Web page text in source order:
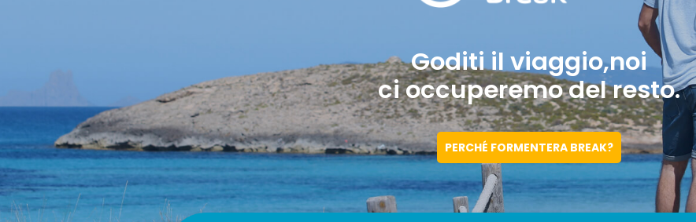
Goditi il viaggio,noi
ci occuperemo del resto.
PERCHÉ FORMENTERA BREAK?